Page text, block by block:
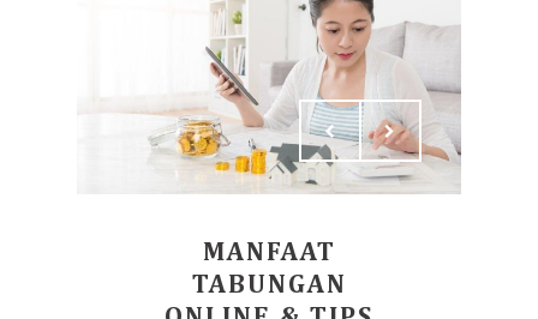
MANFAAT
TABUNGAN